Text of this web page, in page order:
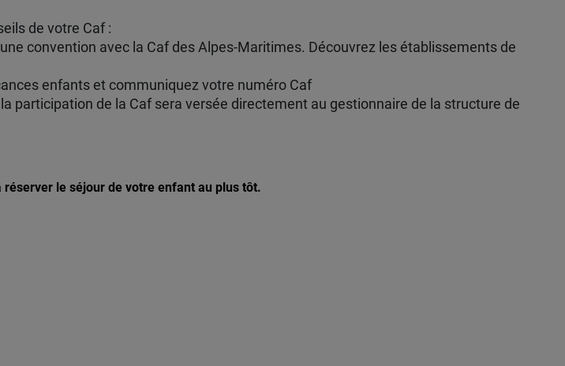
de votre Caf :
convention avec la Caf des Alpes-Maritimes. Découvrez les établissements de
enfants et communiquez votre numéro Caf
participation de la Caf sera versée directement au gestionnaire de la structure de
réserver le séjour de votre enfant au plus tôt.